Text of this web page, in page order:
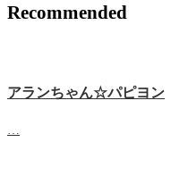
Recommended
アランちゃん☆パピヨン